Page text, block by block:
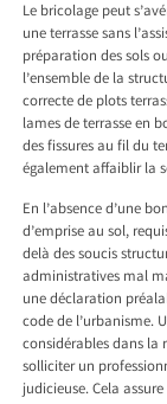
Le bricolage peut
une terrasse sans
préparation des sols
l’ensemble de la
correcte de plots
lames de terrasse en
des fissures au fil du
également affaiblir la
En l’absence d’une
d’emprise au sol,
delà des soucis
administratives mal
une déclaration
code de l’urbanisme.
considérables dans la
solliciter un
judicieuse. Cela